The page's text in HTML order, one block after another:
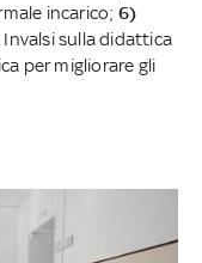
incarico; 6)
sulla didattica
per migliorare gli